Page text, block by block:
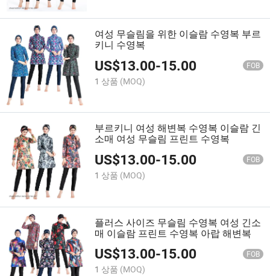
여성 무슬림을 위한 이슬람 수영복 부르
키니 수영복
US$13.00-15.00 FOB
1 상품 (MOQ)
부르키니 여성 해변복 수영복 이슬람 긴
소매 여성 무슬림 프린트 수영복
US$13.00-15.00 FOB
1 상품 (MOQ)
플러스 사이즈 무슬림 수영복 여성 긴소
매 이슬람 프린트 수영복 아랍 해변복
US$13.00-15.00 FOB
1 상품 (MOQ)